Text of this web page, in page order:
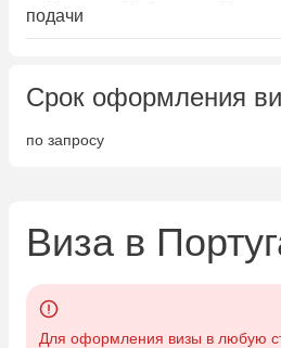
подачи
Срок оформления
по запросу
Виза в
Для оформления визы в любую